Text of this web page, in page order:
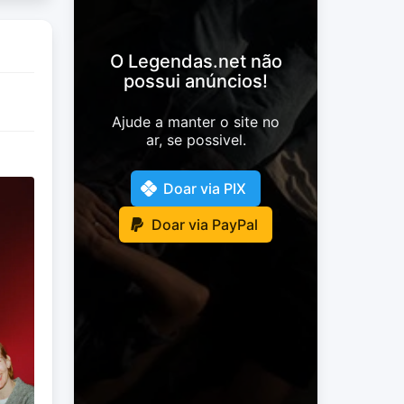
O Legendas.net não
possui anúncios!
Ajude a manter o site no
ar, se possivel.
Doar via PIX
Doar via PayPal